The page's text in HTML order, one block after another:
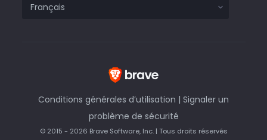
Conditions générales d’utilisation | Signaler un
problème de sécurité
© 2015 - 2026 Brave Software, Inc. | Tous droits réservés